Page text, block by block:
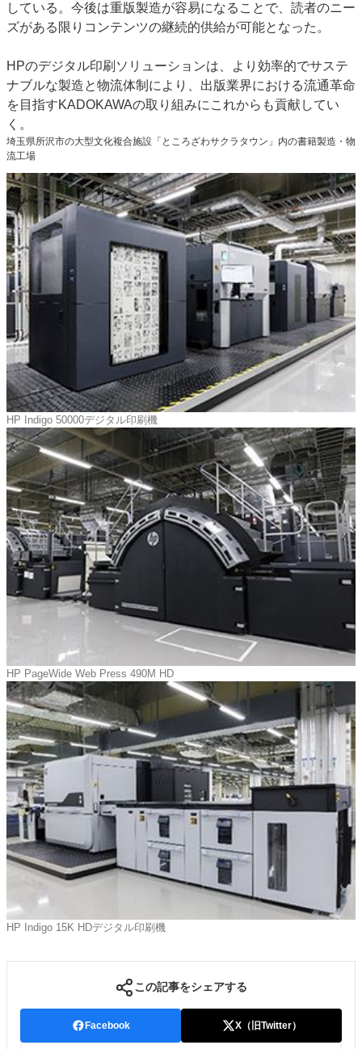
している。今後は重版製造が容易になることで、読者のニー
ズがある限りコンテンツの継続的供給が可能となった。
HPのデジタル印刷ソリューションは、より効率的でサステ
ナブルな製造と物流体制により、出版業界における流通革命
を目指すKADOKAWAの取り組みにこれからも貢献してい
く。
埼玉県所沢市の大型文化複合施設「ところざわサクラタウン」内の書籍製造・物
流工場
HP Indigo 50000デジタル印刷機
HP PageWide Web Press 490M HD
HP Indigo 15K HDデジタル印刷機
この記事をシェアする
Facebook X（旧Twitter）